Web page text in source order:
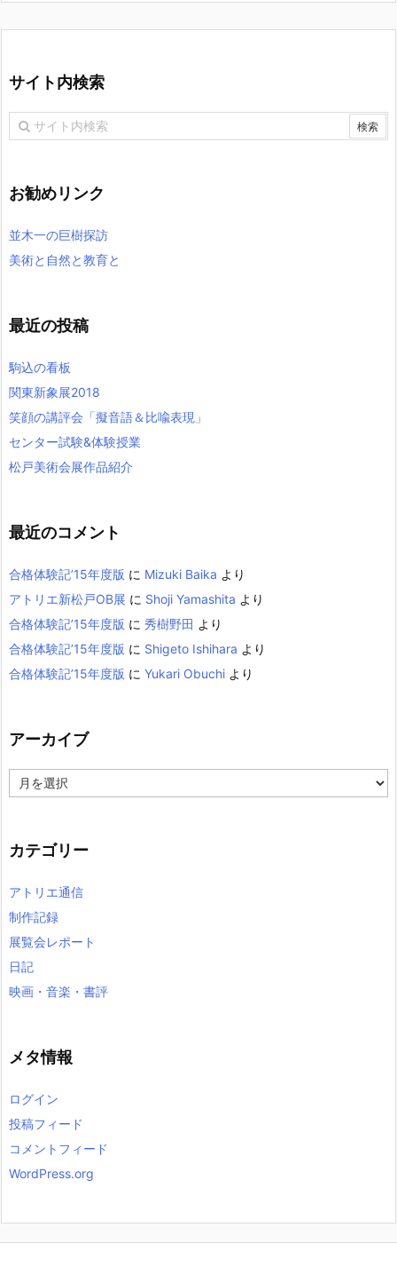
サイト内検索
お勧めリンク
並木一の巨樹探訪
美術と自然と教育と
最近の投稿
駒込の看板
関東新象展2018
笑顔の講評会「擬音語＆比喩表現」
センター試験&体験授業
松戸美術会展作品紹介
最近のコメント
合格体験記’15年度版 に Mizuki Baika より
アトリエ新松戸OB展 に Shoji Yamashita より
合格体験記’15年度版 に 秀樹野田 より
合格体験記’15年度版 に Shigeto Ishihara より
合格体験記’15年度版 に Yukari Obuchi より
アーカイブ
ー
ブ
カテゴリー
アトリエ通信
制作記録
展覧会レポート
日記
映画・音楽・書評
メタ情報
ログイン
投稿フィード
コメントフィード
WordPress.org